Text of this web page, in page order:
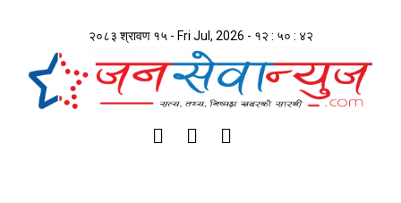
२०८३ श्रावण १५ - Fri Jul, 2026 - १२ : ५० : ४३